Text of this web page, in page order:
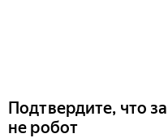
Подтвердите, что
не робот